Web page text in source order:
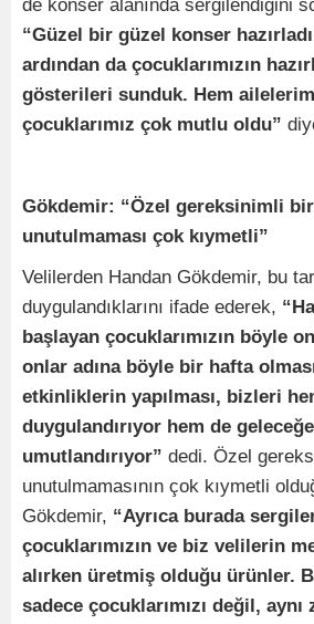
de konser alanında sergilendiğini
“Güzel bir güzel konser
ardından da çocuklarımızın
gösterileri sunduk. Hem
çocuklarımız çok mutlu oldu”
Gökdemir: “Özel gereksinimli
unutulmaması çok kıymetli”
Velilerden Handan Gökdemir, bu
duygulandıklarını ifade ederek,
başlayan çocuklarımızın böyle
onlar adına böyle bir hafta
etkinliklerin yapılması, bizleri
duygulandırıyor hem de
umutlandırıyor” dedi. Özel
unutulmamasının çok kıymetli
Gökdemir, “Ayrıca burada
çocuklarımızın ve biz velilerin
alırken üretmiş olduğu ürünler.
sadece çocuklarımızı değil, aynı